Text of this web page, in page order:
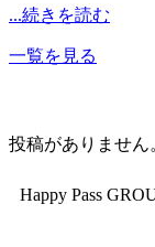
...続きを読む
一覧を見る
投稿がありません
Happy Pass